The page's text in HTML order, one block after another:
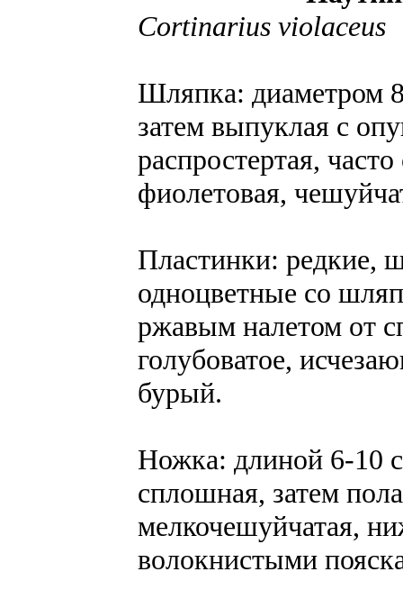
Cortinarius violaceus
Шляпка: диаметром
затем выпуклая с
распростертая,
фиолетовая,
Пластинки: редкие,
одноцветные со
ржавым налетом от
голубоватое,
бурый.
Ножка: длиной 6-10
сплошная, затем
мелкочешуйчатая,
волокнистыми